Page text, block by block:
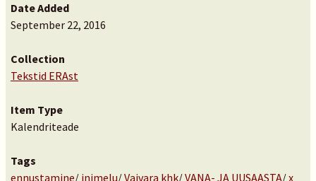
Date Added
September 22, 2016
Collection
Tekstid ERAst
Item Type
Kalendriteade
Tags
ennustamine/ inimelu/Vaivara khk/VANA- JA UUSAASTA/x